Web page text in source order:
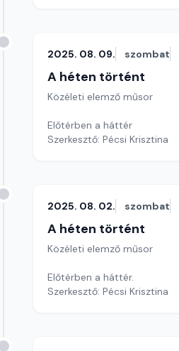
2025. 08. 09. szombat
A héten történt
Közéleti elemző műsor
Előtérben a háttér
Szerkesztő: Pécsi Krisztina
2025. 08. 02. szombat
A héten történt
Közéleti elemző műsor
Előtérben a háttér.
Szerkesztő: Pécsi Krisztina